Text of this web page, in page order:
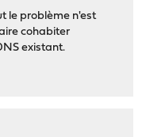
le problème n'est
cohabiter
existant.